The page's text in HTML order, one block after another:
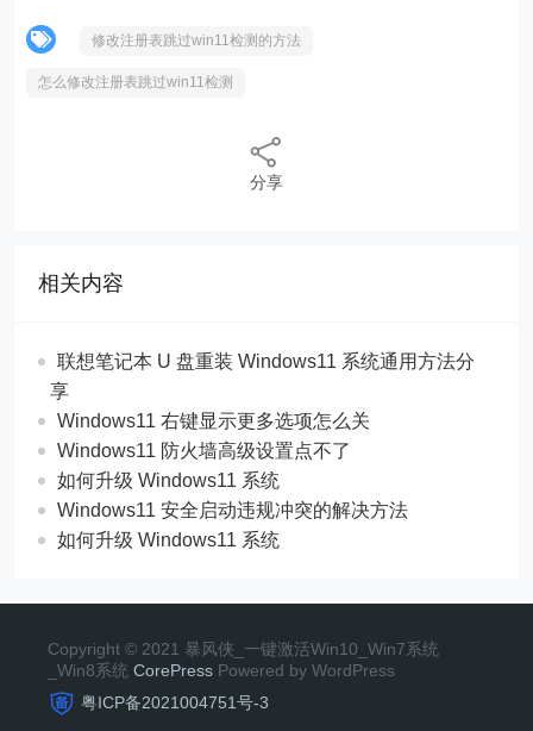
修改注册表跳过win11检测的方法
怎么修改注册表跳过win11检测
分享
相关内容
联想笔记本 U 盘重装 Windows11 系统通用方法分
享
Windows11 右键显示更多选项怎么关
Windows11 防火墙高级设置点不了
如何升级 Windows11 系统
Windows11 安全启动违规冲突的解决方法
如何升级 Windows11 系统
Copyright © 2021 暴风侠_一键激活Win10_Win7系统
_Win8系统 CorePress Powered by WordPress
粤ICP备2021004751号-3